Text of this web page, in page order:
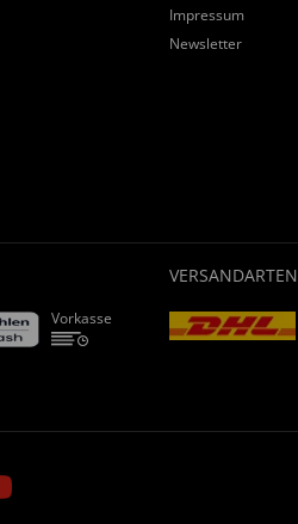
Impressum
Newsletter
Vorkasse
VERSANDARTEN